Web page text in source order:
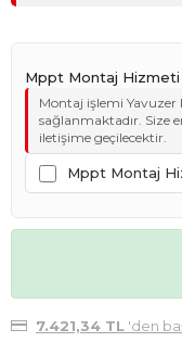
Mppt Montaj Hizmeti
Montaj işlemi Yavuzer
sağlanmaktadır. Size
iletişime geçilecektir.
Mppt Montaj
7.421,34 TL'den